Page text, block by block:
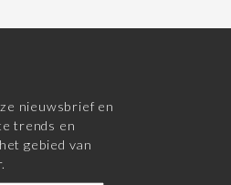
nieuwsbrief en
trends en
gebied van